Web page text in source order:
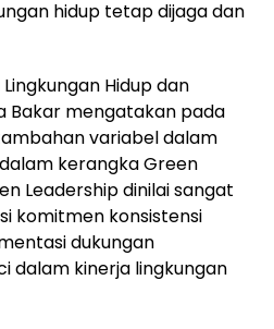
hidup tetap dijaga dan
Hidup dan
Bakar mengatakan pada
variabel dalam
kerangka Green
Leadership dinilai sangat
komitmen konsistensi
dukungan
dalam kinerja lingkungan